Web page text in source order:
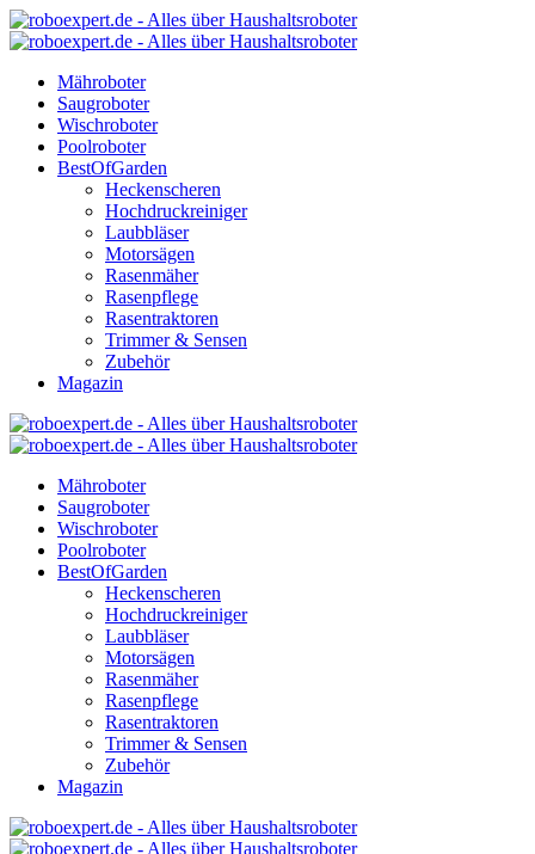
Mähroboter
Saugroboter
Wischroboter
Poolroboter
BestOfGarden
Heckenscheren
Hochdruckreiniger
Laubbläser
Motorsägen
Rasenmäher
Rasenpflege
Rasentraktoren
Trimmer & Sensen
Zubehör
Magazin
Mähroboter
Saugroboter
Wischroboter
Poolroboter
BestOfGarden
Heckenscheren
Hochdruckreiniger
Laubbläser
Motorsägen
Rasenmäher
Rasenpflege
Rasentraktoren
Trimmer & Sensen
Zubehör
Magazin